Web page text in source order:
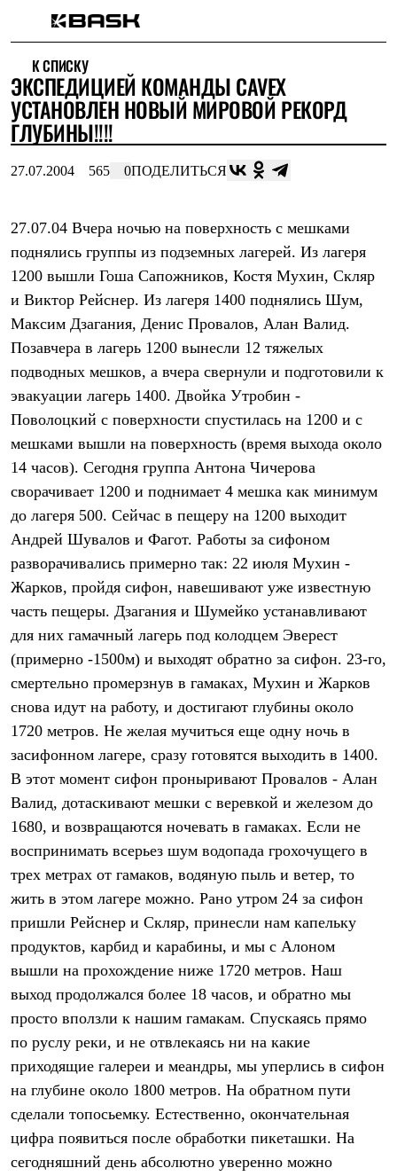
Интернет-магазин
Мужская одежда
Утепленная пухом
Куртки
Брюки
Комбинезоны
Штормовая одежда
Куртки
Брюки
Софтшелл одежда
Куртки
Брюки
Флисовая одежда
Куртки
Брюки
Термобелье
Теплое термобелье
Лёгкая одежда
Футболки
Рубашки
Толстовки
Брюки
Женская одежда
Утепленная пухом
Куртки
Жилеты
Утепленная синтетикой
Брюки
Штормовая одежда
Куртки
Софтшелл одежда
Куртки
Брюки
Рубашки
Футболки
Брюки
Термобелье
Среднее термобелье
Легкое термобелье
Флисовая одежда
Куртки
Брюки
Детская одежда
Комбинезоны
Куртки
Брюки
Утепленная синтетикой
Комбинезоны
Куртки
Лёгкая одежда
Футболки
К СПИСКУ
ЭКСПЕДИЦИЕЙ КОМАНДЫ CAVEX
УСТАНОВЛЕН НОВЫЙ МИРОВОЙ РЕКОРД
ГЛУБИНЫ!!!!
27.07.2004 565 0ПОДЕЛИТЬСЯ
27.07.04 Вчера ночью на поверхность с мешками
поднялись группы из подземных лагерей. Из лагеря
1200 вышли Гоша Сапожников, Костя Мухин, Скляр
и Виктор Рейснер. Из лагеря 1400 поднялись Шум,
Максим Дзагания, Денис Провалов, Алан Валид.
Позавчера в лагерь 1200 вынесли 12 тяжелых
подводных мешков, а вчера свернули и подготовили к
эвакуации лагерь 1400. Двойка Утробин -
Поволоцкий с поверхности спустилась на 1200 и с
мешками вышли на поверхность (время выхода около
14 часов). Сегодня группа Антона Чичерова
сворачивает 1200 и поднимает 4 мешка как минимум
до лагеря 500. Сейчас в пещеру на 1200 выходит
Андрей Шувалов и Фагот. Работы за сифоном
разворачивались примерно так: 22 июля Мухин -
Жарков, пройдя сифон, навешивают уже известную
часть пещеры. Дзагания и Шумейко устанавливают
для них гамачный лагерь под колодцем Эверест
(примерно -1500м) и выходят обратно за сифон. 23-го,
смертельно промерзнув в гамаках, Мухин и Жарков
снова идут на работу, и достигают глубины около
1720 метров. Не желая мучиться еще одну ночь в
засифонном лагере, сразу готовятся выходить в 1400.
В этот момент сифон проныривают Провалов - Алан
Валид, дотаскивают мешки с веревкой и железом до
1680, и возвращаются ночевать в гамаках. Если не
воспринимать всерьез шум водопада грохочущего в
трех метрах от гамаков, водяную пыль и ветер, то
жить в этом лагере можно. Рано утром 24 за сифон
пришли Рейснер и Скляр, принесли нам капельку
продуктов, карбид и карабины, и мы с Алоном
вышли на прохождение ниже 1720 метров. Наш
выход продолжался более 18 часов, и обратно мы
просто вползли к нашим гамакам. Спускаясь прямо
по руслу реки, и не отвлекаясь ни на какие
приходящие галереи и меандры, мы уперлись в сифон
на глубине около 1800 метров. На обратном пути
сделали топосьемку. Естественно, окончательная
цифра появиться после обработки пикеташки. На
сегодняшний день абсолютно уверенно можно